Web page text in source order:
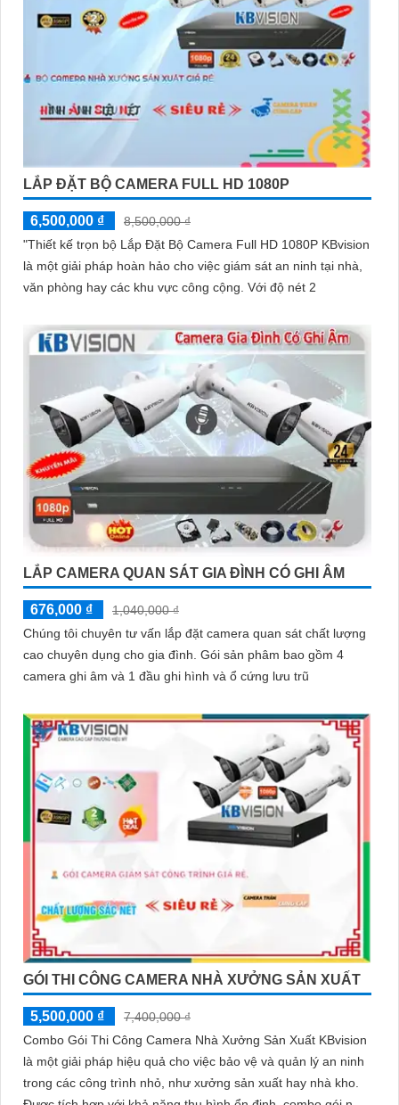
LẮP ĐẶT BỘ CAMERA FULL HD 1080P
6,500,000 ₫
8,500,000 ₫
"Thiết kế trọn bộ Lắp Đặt Bộ Camera Full HD 1080P KBvision
là một giải pháp hoàn hảo cho việc giám sát an ninh tại nhà,
văn phòng hay các khu vực công cộng. Với độ nét 2
LẮP CAMERA QUAN SÁT GIA ĐÌNH CÓ GHI ÂM
676,000 ₫
1,040,000 ₫
Chúng tôi chuyên tư vấn lắp đặt camera quan sát chất lượng
cao chuyên dụng cho gia đình. Gói sản phâm bao gồm 4
camera ghi âm và 1 đầu ghi hình và ổ cứng lưu trũ
GÓI THI CÔNG CAMERA NHÀ XƯỞNG SẢN XUẤT
5,500,000 ₫
7,400,000 ₫
Combo Gói Thi Công Camera Nhà Xưởng Sản Xuất KBvision
là một giải pháp hiệu quả cho việc bảo vệ và quản lý an ninh
trong các công trình nhỏ, như xưởng sản xuất hay nhà kho.